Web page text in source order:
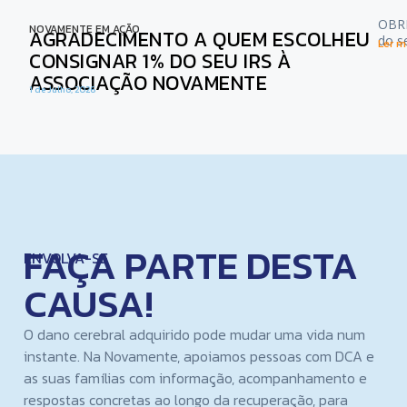
NOVAMENTE EM AÇÃO
AGRADECIMENTO A QUEM ESCOLHEU
CONSIGNAR 1% DO SEU IRS À
ASSOCIAÇÃO NOVAMENTE
1 de Julho, 2026
do
Ler
ENVOLVA-SE
FAÇA PARTE DESTA
CAUSA!
O dano cerebral adquirido pode mudar uma vida num
instante. Na Novamente, apoiamos pessoas com DCA e
as suas famílias com informação, acompanhamento e
respostas concretas ao longo da recuperação, para